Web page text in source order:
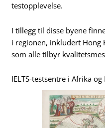
testopplevelse.
I tillegg til disse byene
i regionen, inkludert Hong
som alle tilbyr
IELTS-testsentre i Afrika